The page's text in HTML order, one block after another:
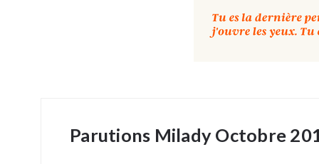
Parutions Milady Octobre